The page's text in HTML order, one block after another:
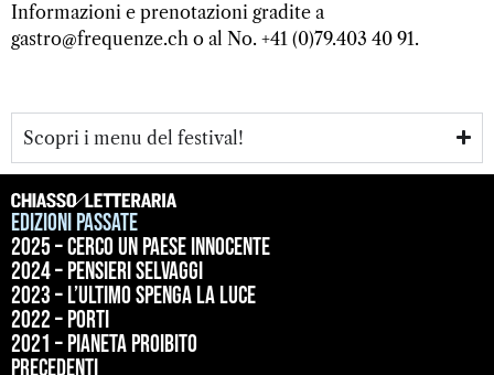
Informazioni e prenotazioni gradite a
gastro@frequenze.ch o al No. +41 (0)79.403 40 91.
Scopri i menu del festival!
Edizioni passate
2025 – Cerco un paese innocente
2024 – Pensieri selvaggi
2023 – L’ultimo spenga la luce
2022 – Porti
2021 – Pianeta proibito
precedenti